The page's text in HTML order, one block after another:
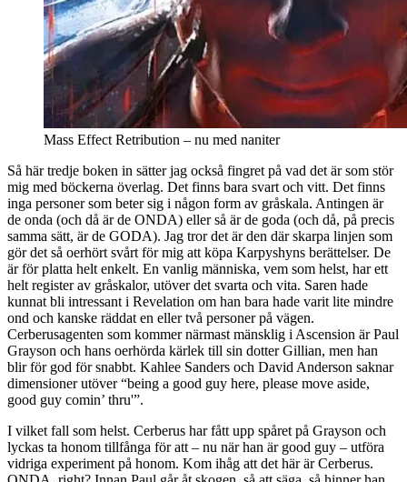
Mass Effect Retribution – nu med naniter
Så här tredje boken in sätter jag också fingret på vad det är som stör
mig med böckerna överlag. Det finns bara svart och vitt. Det finns
inga personer som beter sig i någon form av gråskala. Antingen är
de onda (och då är de ONDA) eller så är de goda (och då, på precis
samma sätt, är de GODA). Jag tror det är den där skarpa linjen som
gör det så oerhört svårt för mig att köpa Karpyshyns berättelser. De
är för platta helt enkelt. En vanlig människa, vem som helst, har ett
helt register av gråskalor, utöver det svarta och vita. Saren hade
kunnat bli intressant i Revelation om han bara hade varit lite mindre
ond och kanske räddat en eller två personer på vägen.
Cerberusagenten som kommer närmast mänsklig i Ascension är Paul
Grayson och hans oerhörda kärlek till sin dotter Gillian, men han
blir för god för snabbt. Kahlee Sanders och David Anderson saknar
dimensioner utöver “being a good guy here, please move aside,
good guy comin’ thru'”.
I vilket fall som helst. Cerberus har fått upp spåret på Grayson och
lyckas ta honom tillfånga för att – nu när han är good guy – utföra
vidriga experiment på honom. Kom ihåg att det här är Cerberus.